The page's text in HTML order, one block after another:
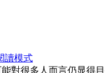
讀模式
對很多人而言仍显